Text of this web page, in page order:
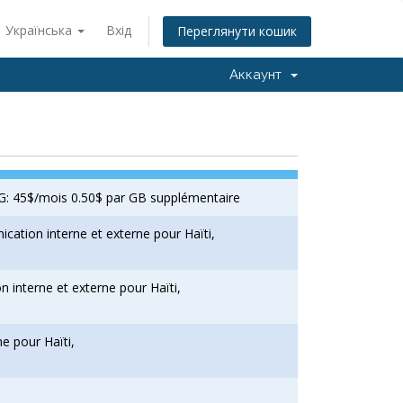
Українська Вхід Переглянути кошик
Аккаунт
45$/mois 0.50$ par GB supplémentaire
interne et externe pour Haïti,
interne et externe pour Haïti,
pour Haïti,